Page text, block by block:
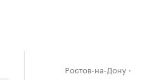
Ростов-на-Дону